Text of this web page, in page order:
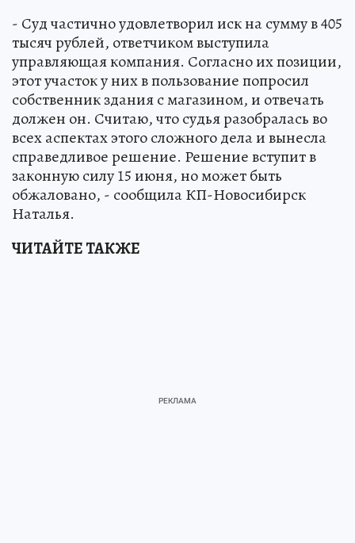
- Суд частично удовлетворил иск на сумму в 405
тысяч рублей, ответчиком выступила
управляющая компания. Согласно их позиции,
этот участок у них в пользование попросил
собственник здания с магазином, и отвечать
должен он. Считаю, что судья разобралась во
всех аспектах этого сложного дела и вынесла
справедливое решение. Решение вступит в
законную силу 15 июня, но может быть
обжаловано, - сообщила КП-Новосибирск
Наталья.
ЧИТАЙТЕ ТАКЖЕ